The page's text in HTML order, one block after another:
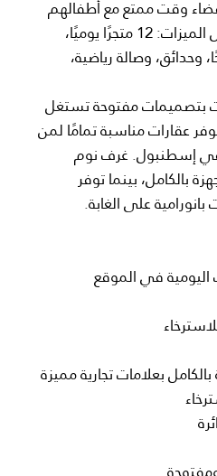
وقت ممتع مع أطفالهم
وأحبائهم وجيرانهم. تشمل الميزات: 12 متجرًا يوميًا،
وصالة رياضية،
بتصميمات مفتوحة تستغل
عقارات مناسبة تمامًا لمن
إسطنبول. غرف نوم
بالكامل، بينما توفر
على الغابة.
بعلامات تجارية مميزة